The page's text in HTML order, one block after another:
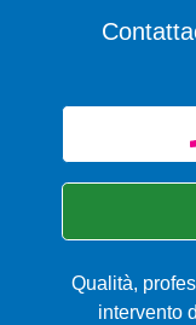
Qualità,
intervento